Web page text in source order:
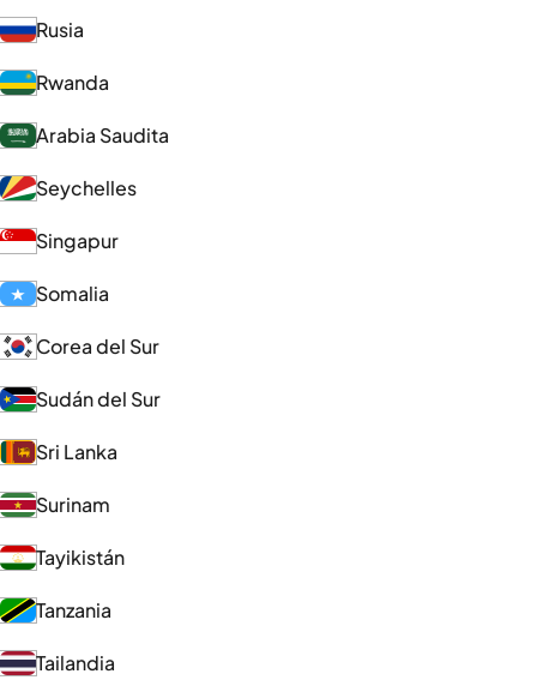
Rusia
Rwanda
Arabia Saudita
Seychelles
Singapur
Somalia
Corea del Sur
Sudán del Sur
Sri Lanka
Surinam
Tayikistán
Tanzania
Tailandia